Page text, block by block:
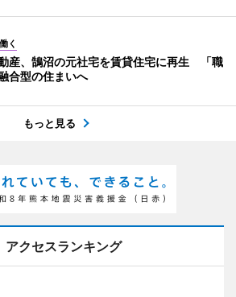
く
産、鵠沼の元社宅を賃貸住宅に再生 「職
合型の住まいへ
もっと見る
アクセスランキング